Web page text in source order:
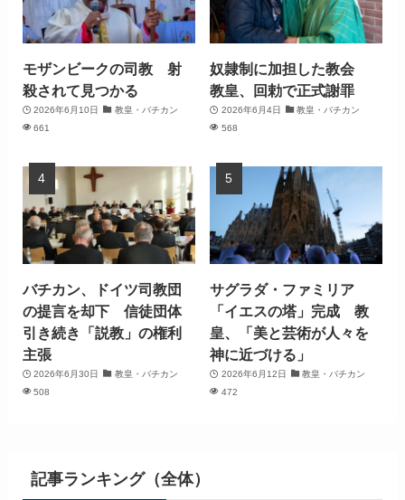
モザンビークの司教 射
殺されて見つかる
2026年6月10日
教皇・バチカン
661
奴隷制に加担した教会
教皇、回勅で正式謝罪
2026年6月4日
教皇・バチカン
568
バチカン、ドイツ司教団
の提言を却下 信徒団体
引き続き「説教」の権利
主張
2026年6月30日
教皇・バチカン
508
サグラダ・ファミリア
「イエスの塔」完成 教
皇、「美と芸術が人々を
神に近づける」
2026年6月12日
教皇・バチカン
472
記事ランキング（全体）